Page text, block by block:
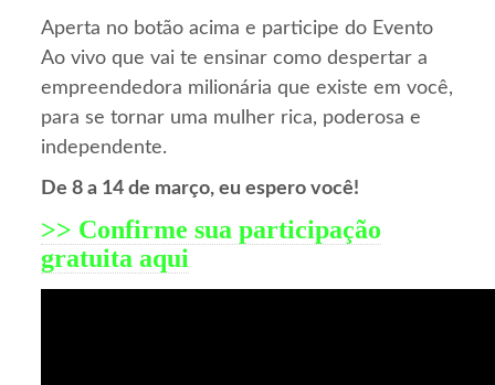
Aperta no botão acima e participe do Evento
Ao vivo que vai te ensinar como despertar a
empreendedora milionária que existe em você,
para se tornar uma mulher rica, poderosa e
independente.
De 8 a 14 de março, eu espero você!
>> Confirme sua participação
gratuita aqui